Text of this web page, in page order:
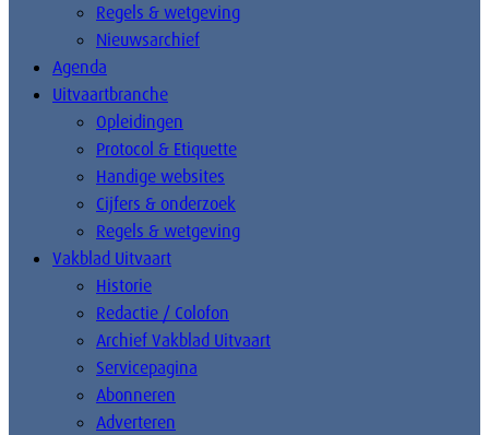
Regels & wetgeving
Nieuwsarchief
Agenda
Uitvaartbranche
Opleidingen
Protocol & Etiquette
Handige websites
Cijfers & onderzoek
Regels & wetgeving
Vakblad Uitvaart
Historie
Redactie / Colofon
Archief Vakblad Uitvaart
Servicepagina
Abonneren
Adverteren